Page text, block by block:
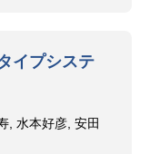
イプシステ
, 水本好彦, 安田